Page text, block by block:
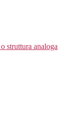
struttura analoga